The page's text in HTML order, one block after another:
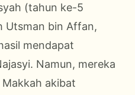
(tahun ke-5
Utsman bin Affan,
mendapat
Namun, mereka
akibat